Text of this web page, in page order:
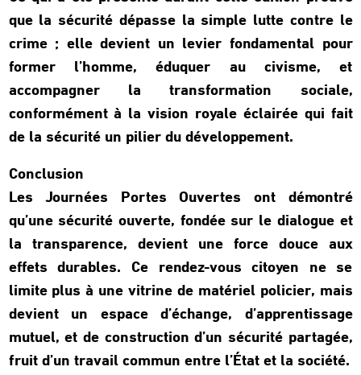
que la sécurité dépasse la simple lutte contre le
crime ; elle devient un levier fondamental pour
former l’homme, éduquer au civisme, et
accompagner la transformation sociale,
conformément à la vision royale éclairée qui fait
de la sécurité un pilier du développement.
Conclusion
Les Journées Portes Ouvertes ont démontré
qu’une sécurité ouverte, fondée sur le dialogue et
la transparence, devient une force douce aux
effets durables. Ce rendez-vous citoyen ne se
limite plus à une vitrine de matériel policier, mais
devient un espace d’échange, d’apprentissage
mutuel, et de construction d’un sécurité partagée,
fruit d’un travail commun entre l’État et la société.